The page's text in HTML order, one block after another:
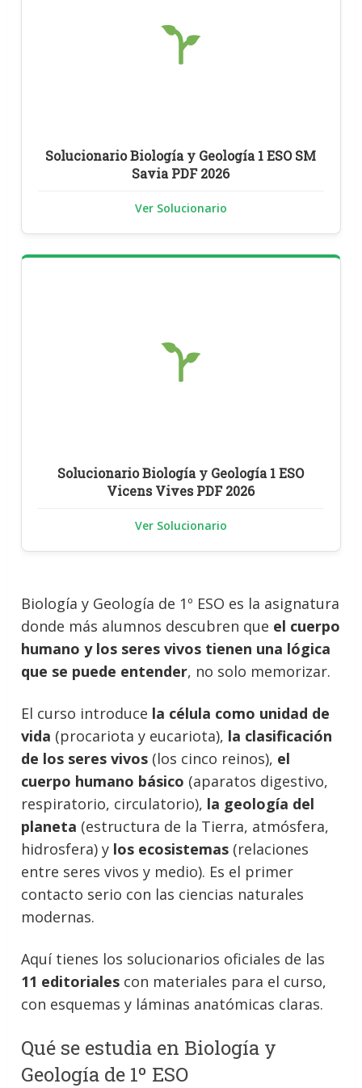
Solucionario Biología y Geología 1 ESO SM
Savia PDF 2026
Ver Solucionario
Solucionario Biología y Geología 1 ESO
Vicens Vives PDF 2026
Ver Solucionario
Biología y Geología de 1º ESO es la asignatura
donde más alumnos descubren que el cuerpo
humano y los seres vivos tienen una lógica
que se puede entender, no solo memorizar.
El curso introduce la célula como unidad de
vida (procariota y eucariota), la clasificación
de los seres vivos (los cinco reinos), el
cuerpo humano básico (aparatos digestivo,
respiratorio, circulatorio), la geología del
planeta (estructura de la Tierra, atmósfera,
hidrosfera) y los ecosistemas (relaciones
entre seres vivos y medio). Es el primer
contacto serio con las ciencias naturales
modernas.
Aquí tienes los solucionarios oficiales de las
11 editoriales con materiales para el curso,
con esquemas y láminas anatómicas claras.
Qué se estudia en Biología y
Geología de 1º ESO